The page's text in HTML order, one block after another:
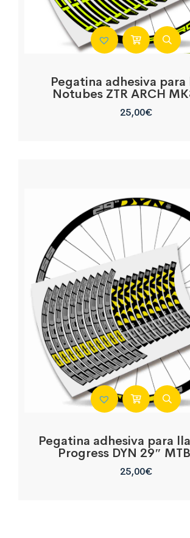
Pegatina adhesiva
Notubes ZTR ARCH
25,00€
Pegatina adhesiva para
Progress DYN 29″
25,00€